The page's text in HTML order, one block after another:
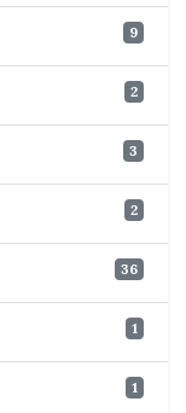
9
2
3
2
36
1
1